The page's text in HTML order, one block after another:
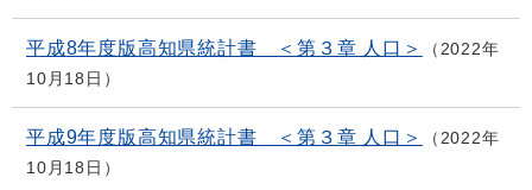
平成8年度版高知県統計書 ＜第３章 人口＞
2022年
10月18日
平成9年度版高知県統計書 ＜第３章 人口＞
2022年
10月18日